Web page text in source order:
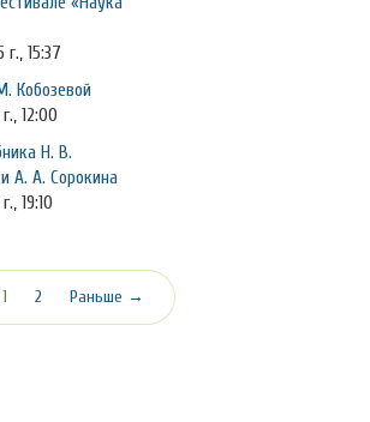
15:37
Кобозевой
12:00
Н. В.
А. А. Сорокина
19:10
1(текущая)
2 Раньше →